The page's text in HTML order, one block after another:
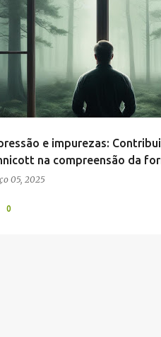
e impurezas:
na compreensão da
05, 2025
CONCERNIMENTO
0